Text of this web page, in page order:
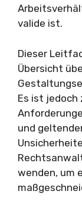
valide ist.
Dieser
Übersicht
Es ist jedoch
und
wenden, um